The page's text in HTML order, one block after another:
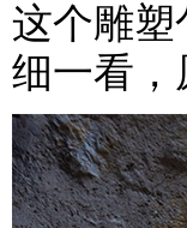
这个雕塑
细一看，